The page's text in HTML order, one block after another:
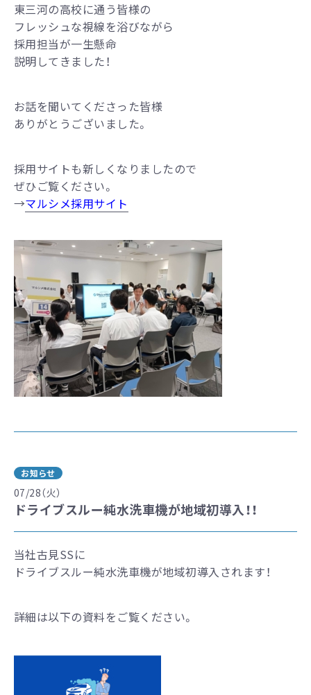
東三河の高校に通う皆様の
フレッシュな視線を浴びながら
採用担当が一生懸命
説明してきました！
お話を聞いてくださった皆様
ありがとうございました。
採用サイトも新しくなりましたので
ぜひご覧ください。
→マルシメ採用サイト
お知らせ
07/28（火）
ドライブスルー純水洗車機が地域初導入！！
当社古見SSに
ドライブスルー純水洗車機が地域初導入されます！
詳細は以下の資料をご覧ください。